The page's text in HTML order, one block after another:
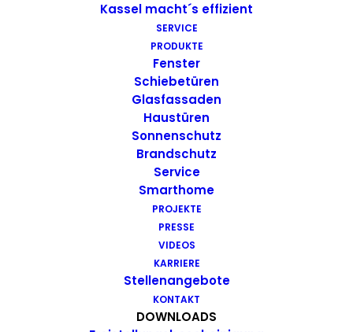
Kassel macht´s effizient
SERVICE
PRODUKTE
Fenster
Schiebetüren
Glasfassaden
Haustüren
Sonnenschutz
Brandschutz
Service
Smarthome
PROJEKTE
PRESSE
VIDEOS
KARRIERE
Stellenangebote
KONTAKT
DOWNLOADS
Wir suchen Dich!
Dallwig bietet
Perspektive
Du hast Bock auf einen Job mit
Action. Bewirb dich ganz einfach